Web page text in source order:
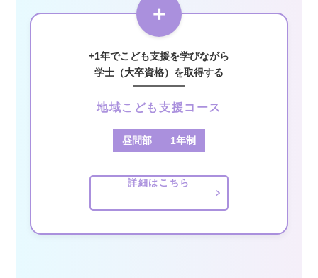
+
+1年でこども支援を学びながら
学士（大卒資格）を取得する
地域こども支援コース
昼間部 1年制
詳細はこちら